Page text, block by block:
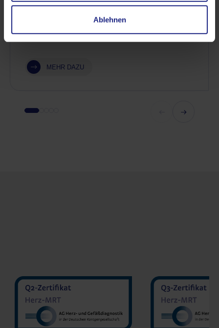
Ablehnen
unterschiedliche Ursachen haben und mitunter
auch wieder ganz von selbst verschwinden.
MEHR DAZU
MVZ MedDiagnost GmbH
Geilenkirchen
Dr. med. Jonas Schmöe
MVZ
Prof. Dr.